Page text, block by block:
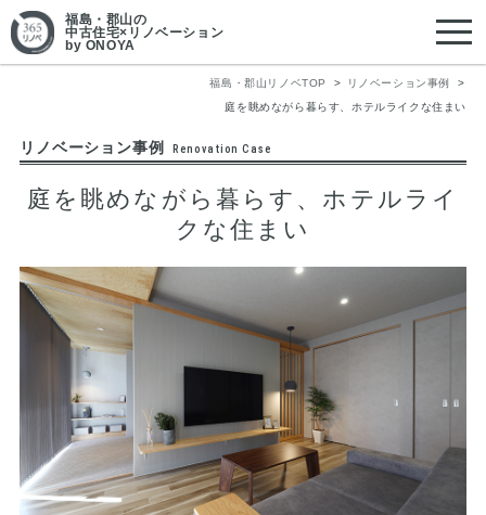
福島・郡山の
中古住宅×リノベーション
by ONOYA
福島・郡山リノベTOP
リノベーション事例
庭を眺めながら暮らす、ホテルライクな住まい
リノベーション事例 Renovation Case
庭を眺めながら暮らす、ホテルライ
クな住まい